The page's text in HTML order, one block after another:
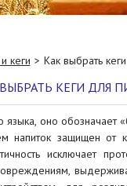
кеги Как выбрать
КЕГИ ДЛЯ
языка, оно обозначает
напиток защищен от
исключает